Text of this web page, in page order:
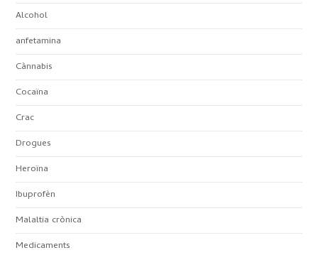
Alcohol
anfetamina
Cànnabis
Cocaïna
Crac
Drogues
Heroïna
Ibuprofèn
Malaltia crònica
Medicaments